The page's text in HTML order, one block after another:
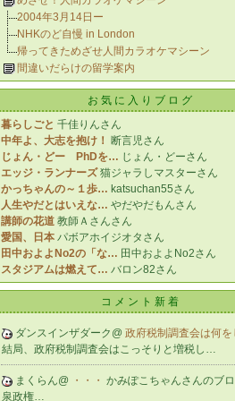
2004年3月14日ー
NHKのど自慢 in London
帰ってきためざせ人間カラオケマシーン
間違いだらけの留学案内
お気に入りブログ
暮らしごと 千佳りんさん
中年よ、大志を抱け！
断言児さん
じょん・どー PhDを… じょん・どーさん
エッジ・ランナーズ猫ジャラしマスターさん
かっちゃんの～１歩… katsuchan55さん
人生やだとはいえな… やだやだもんさん
講師の花道 教師Ａさんさん
愛国、日本 パボアホイジオタさん
田中およよNo2の「な… 田中およよNo2さん
スタジアムは燃えて… バロン82さん
コメント新着
ダンスインザダーク@ 政府税制調査会は何を
結局、政府税制調査会はこっそりと増税し…
まくらん@ ・・・ かみぽこちゃんさんのブ
泉政権…